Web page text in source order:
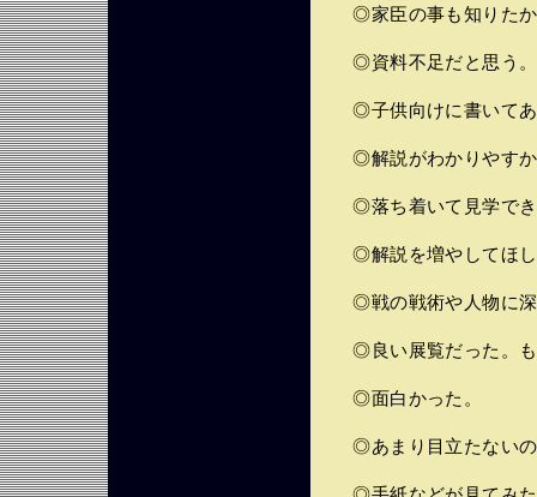
◎家臣の事も知りた
◎資料不足だと思う。
◎子供向けに書いてあ
◎解説がわかりやす
◎落ち着いて見学でき
◎解説を増やしてほ
◎戦の戦術や人物に深
◎良い展覧だった。も
◎面白かった。
◎あまり目立たないの